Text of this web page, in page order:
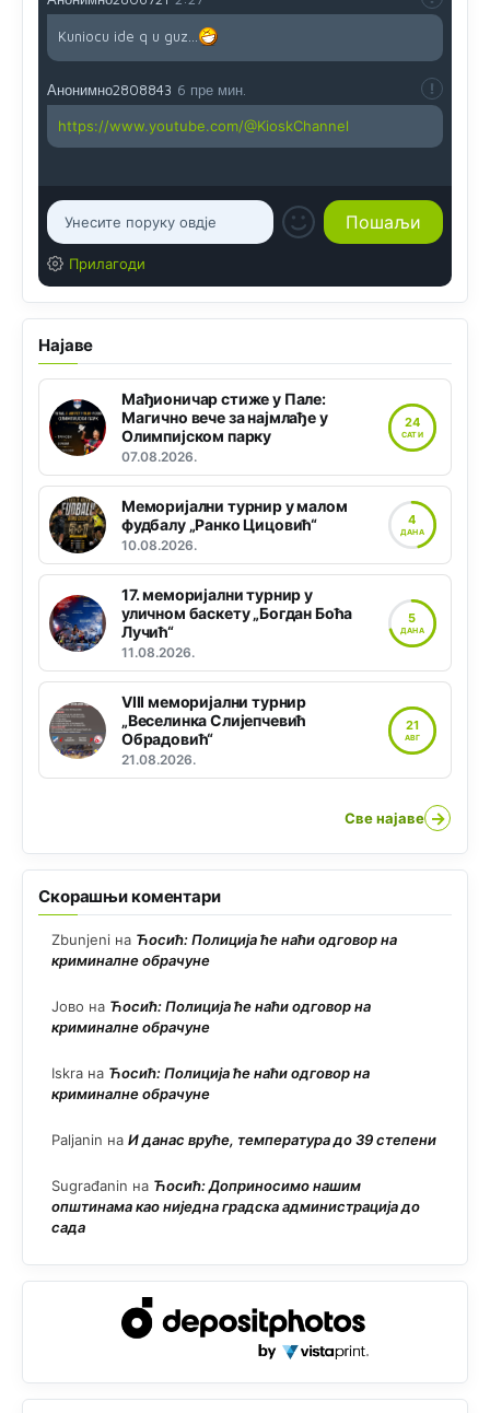
Kuniocu ide q u guz...
Анонимно2808843 6 пре мин.
https://www.youtube.com/@KioskChannel
Прилагоди
Најаве
Мађионичар стиже у Пале:
Магично вече за најмлађе у
Олимпијском парку
07.08.2026.
24
САТИ
Меморијални турнир у малом
фудбалу „Ранко Цицовић“
10.08.2026.
4
ДАНА
17. меморијални турнир у
уличном баскету „Богдан Боћа
Лучић“
11.08.2026.
5
ДАНА
VIII меморијални турнир
„Веселинка Слијепчевић
Обрадовић“
21.08.2026.
21
АВГ
Све најаве →
Скорашњи коментари
Zbunjeni на Ћосић: Полиција ће наћи одговор на
криминалне обрачуне
Јово на Ћосић: Полиција ће наћи одговор на
криминалне обрачуне
Iskra на Ћосић: Полиција ће наћи одговор на
криминалне обрачуне
Paljanin на И данас вруће, температура до 39 степени
Sugrađanin на Ћосић: Доприносимо нашим
општинама као ниједна градска администрација до
сада